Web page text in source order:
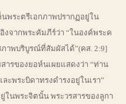
นพระตรีเอกภาพปรากฏอยู่ใน
งจากพระคัมภีร์ว่า “ในองค์พระค
าพบริบูรณ์ที่สัมผัสได้”(คส. 2:9]
ารของยอห์นเผยแสดงว่า “ท่าน
ะพระบิดาทรงดำรงอยู่ในเรา”
ในพระจิตนั้น พระวรสารของลูกา